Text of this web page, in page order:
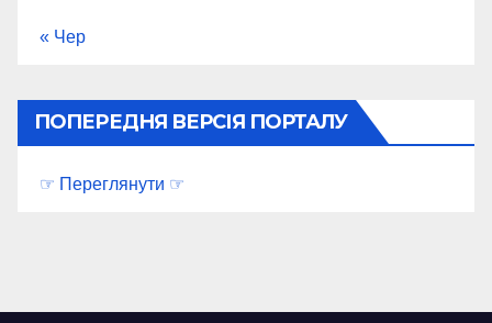
« Чер
ПОПЕРЕДНЯ ВЕРСІЯ ПОРТАЛУ
☞ Переглянути ☞